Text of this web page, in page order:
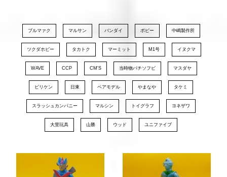
ブルマァク マルサン バンダイ ポピー 中嶋製作所
ツクダホビー タカトク マーミット M1号 イヌクマ
WAVE CCP CM'S 当時物パチソフビ マスダヤ
ビリケン 日東 ベアモデル やまなや タケミ
スラッシュカンパニー マルシン トイグラフ ヨネザワ
大里玩具 山勝 ウッド ユニファイブ